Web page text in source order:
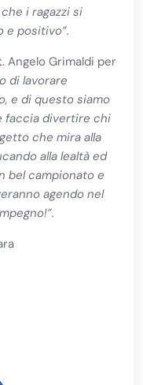
i ragazzi si
e positivo”.
Angelo Grimaldi per
di lavorare
e di questo siamo
faccia divertire chi
che mira alla
alla lealtà ed
bel campionato e
agendo nel